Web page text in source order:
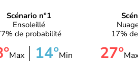
Scénario n°1
Ensoleillé
de probabilité
Max 14°Min
17%
27°